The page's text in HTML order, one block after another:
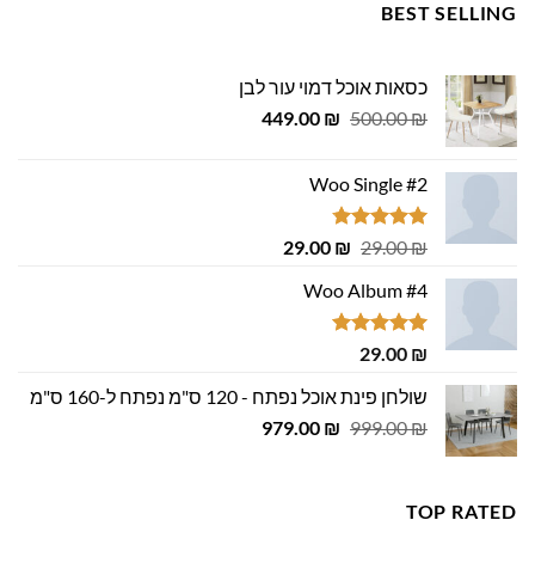
BEST SELLING
כסאות אוכל דמוי עור לבן
500.00₪
המחיר
500.00 ₪.
449.00 ₪
המחיר
Woo Single #2
דורג4.75
29.00₪
המחיר
היה:
29.00 ₪.
29.00 ₪
המחיר
Woo Album #4
דורג5.00
29.00 ₪
שולחן פינת אוכל נפתח - 120 ס"מ נפתח ל-160 ס"מ
999.00₪
המחיר
979.00 ₪
המחיר
TOP RATED